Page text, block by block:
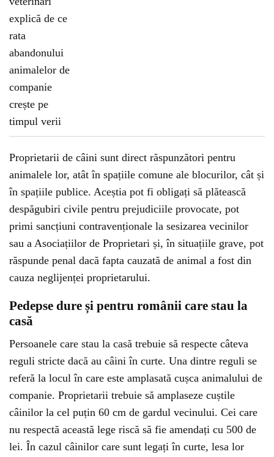
Proprietarii de câini sunt direct răspunzători pentru
animalele lor, atât în spațiile comune ale blocurilor, cât și
în spațiile publice. Aceștia pot fi obligați să plătească
despăgubiri civile pentru prejudiciile provocate, pot
primi sancțiuni contravenționale la sesizarea vecinilor
sau a Asociațiilor de Proprietari și, în situațiile grave, pot
răspunde penal dacă fapta cauzată de animal a fost din
cauza neglijenței proprietarului.
Pedepse dure și pentru românii care stau la
casă
Persoanele care stau la casă trebuie să respecte câteva
reguli stricte dacă au câini în curte. Una dintre reguli se
referă la locul în care este amplasată cușca animalului de
companie. Proprietarii trebuie să amplaseze cuștile
câinilor la cel puțin 60 cm de gardul vecinului. Cei care
nu respectă această lege riscă să fie amendați cu 500 de
lei. În cazul câinilor care sunt legați în curte, lesa lor